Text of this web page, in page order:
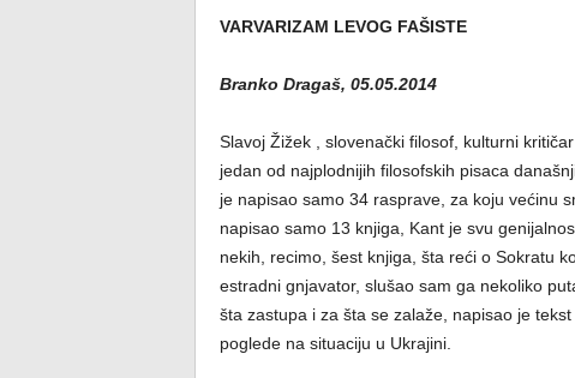
VARVARIZAM LEVOG FAŠISTE
Branko Dragaš, 05.05.2014
Slavoj Žižek , slovenački filosof, kulturni
jedan od najplodnijih filosofskih pisaca
je napisao samo 34 rasprave, za koju većinu
napisao samo 13 knjiga, Kant je svu
nekih, recimo, šest knjiga, šta reći o Sokratu
estradni gnjavator, slušao sam ga nekoliko
šta zastupa i za šta se zalaže, napisao je tekst
poglede na situaciju u Ukrajini.